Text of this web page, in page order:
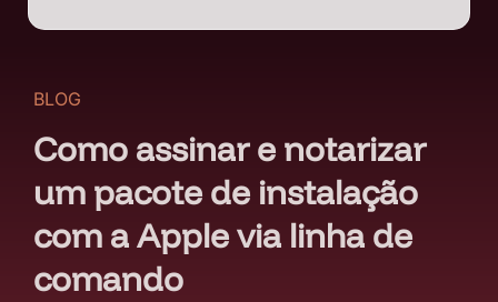
BLOG
Como assinar e notarizar
um pacote de instalação
com a Apple via linha de
comando